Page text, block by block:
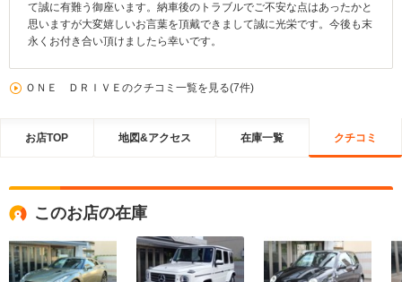
て誠に有難う御座います。納車後のトラブルでご不安な点はあったかと
思いますが大変嬉しいお言葉を頂戴できまして誠に光栄です。今後も末
永くお付き合い頂けましたら幸いです。
ＯＮＥ ＤＲＩＶＥのクチコミ一覧を見る(7件)
お店TOP 地図&アクセス 在庫一覧 クチコミ
このお店の在庫